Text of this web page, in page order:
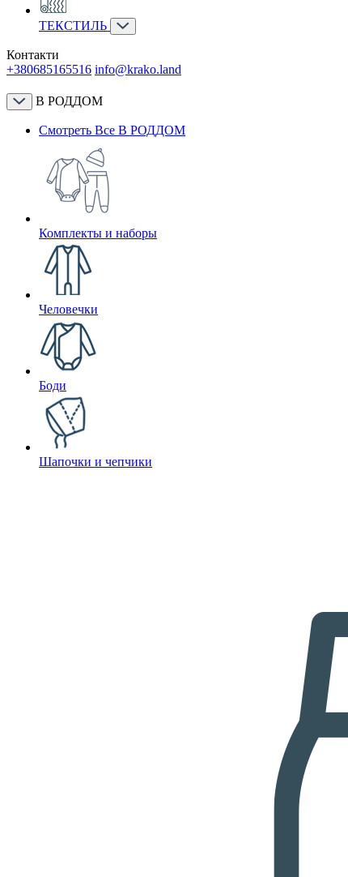
ТЕКСТИЛЬ
Контакти
+380685165516 info@krako.land
В РОДДОМ
Смотреть Все В РОДДОМ
Комплекты и наборы
Человечки
Боди
Шапочки и чепчики